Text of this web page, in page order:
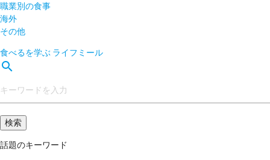
職業別の食事
海外
その他
食べるを学ぶ ライフミール
search
話題のキーワード